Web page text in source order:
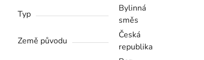
Typ
Bylinná
směs
Země původu
Česká
republika